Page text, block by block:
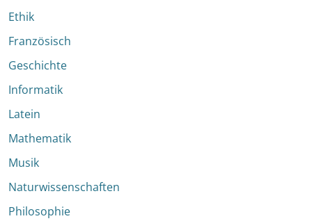
Ethik
Französisch
Geschichte
Informatik
Latein
Mathematik
Musik
Naturwissenschaften
Philosophie